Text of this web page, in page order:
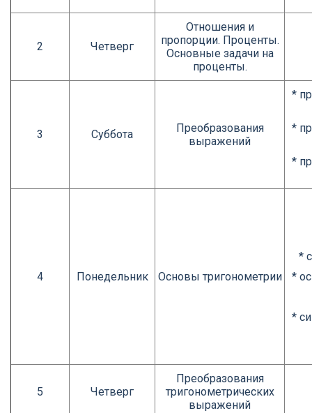
2 Четверг
Отношения и
пропорции. Проценты.
Основные задачи на
проценты.
3 Суббота
Преобразования
выражений
*
*
*
4 Понедельник Основы тригонометрии
*
*
*
5 Четверг
Преобразования
тригонометрических
выражений